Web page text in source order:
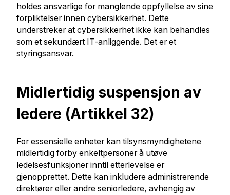
holdes ansvarlige for manglende oppfyllelse av sine
forpliktelser innen cybersikkerhet. Dette
understreker at cybersikkerhet ikke kan behandles
som et sekundært IT-anliggende. Det er et
styringsansvar.
Midlertidig suspensjon av
ledere (Artikkel 32)
For essensielle enheter kan tilsynsmyndighetene
midlertidig forby enkeltpersoner å utøve
ledelsesfunksjoner inntil etterlevelse er
gjenopprettet. Dette kan inkludere administrerende
direktører eller andre seniorledere, avhengig av